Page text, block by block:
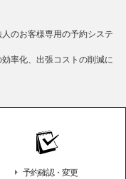
のお客様専用の予約システ
率化、出張コストの削減に
予約確認・変更